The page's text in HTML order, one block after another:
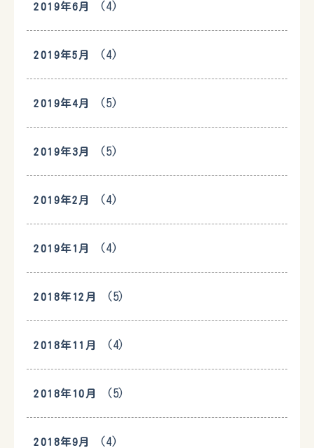
2019年6月 (4)
2019年5月 (4)
2019年4月 (5)
2019年3月 (5)
2019年2月 (4)
2019年1月 (4)
2018年12月 (5)
2018年11月 (4)
2018年10月 (5)
2018年9月 (4)